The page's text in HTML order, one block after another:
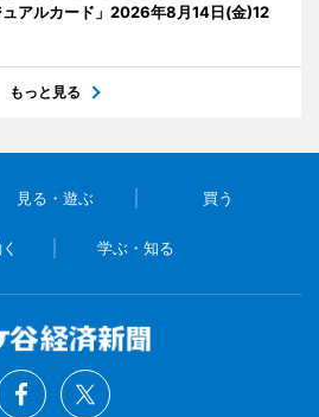
アルカード」2026年8月14日(金)12
もっと見る
見る・遊ぶ 買う
学ぶ・知る